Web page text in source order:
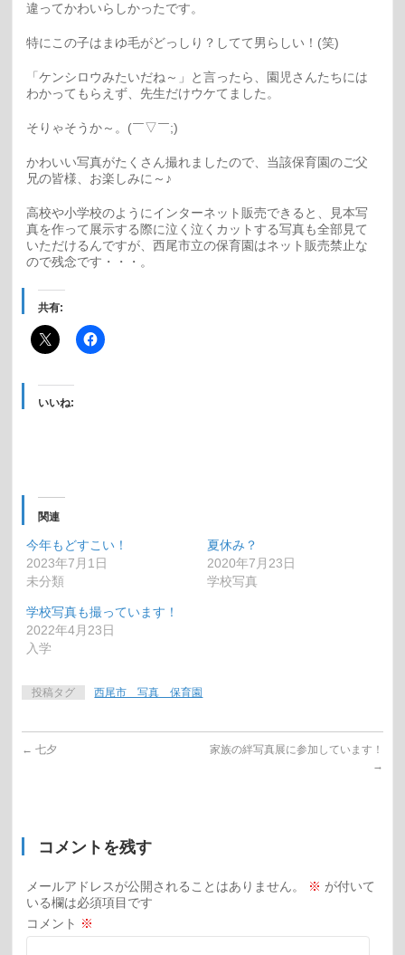
違ってかわいらしかったです。
特にこの子はまゆ毛がどっしり？してて男らしい！(笑)
「ケンシロウみたいだね～」と言ったら、園児さんたちには
わかってもらえず、先生だけウケてました。
そりゃそうか～。(￣▽￣;)
かわいい写真がたくさん撮れましたので、当該保育園のご父
兄の皆様、お楽しみに～♪
高校や小学校のようにインターネット販売できると、見本写
真を作って展示する際に泣く泣くカットする写真も全部見て
いただけるんですが、西尾市立の保育園はネット販売禁止な
ので残念です・・・。
共有:
いいね:
関連
今年もどすこい！
2023年7月1日
未分類
夏休み？
2020年7月23日
学校写真
学校写真も撮っています！
2022年4月23日
入学
投稿タグ 西尾市 写真 保育園
← 七夕
家族の絆写真展に参加しています！
→
コメントを残す
メールアドレスが公開されることはありません。 ※ が付いて
いる欄は必須項目です
コメント ※